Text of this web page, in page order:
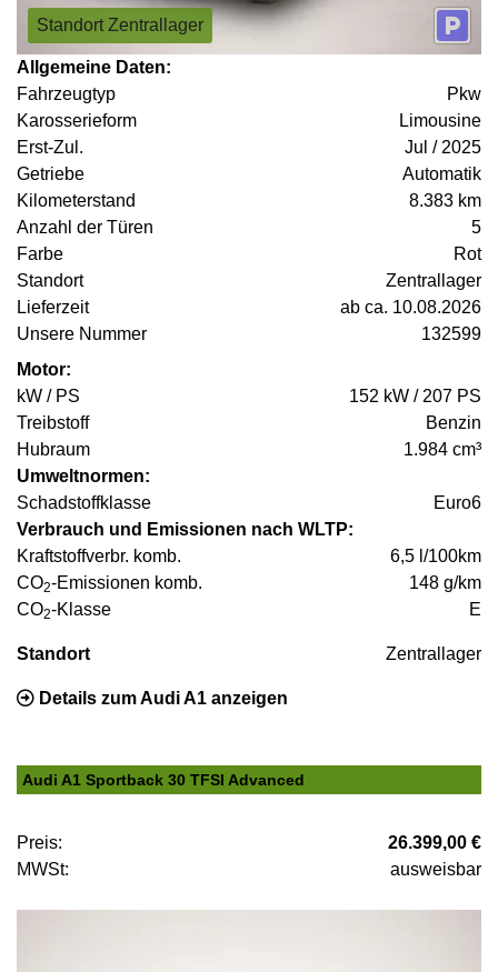
Standort Zentrallager
Allgemeine Daten:
Fahrzeugtyp
Pkw
Karosserieform
Limousine
Erst-Zul.
Jul / 2025
Getriebe
Automatik
Kilometerstand
8.383 km
Anzahl der Türen
5
Farbe
Rot
Standort
Zentrallager
Lieferzeit
ab ca. 10.08.2026
Unsere Nummer
132599
Motor:
kW / PS
152 kW / 207 PS
Treibstoff
Benzin
Hubraum
1.984 cm³
Umweltnormen:
Schadstoffklasse
Euro6
Verbrauch und Emissionen nach WLTP:
Kraftstoffverbr. komb.
6,5 l/100km
CO2-Emissionen komb.
148 g/km
CO2-Klasse E
Standort Zentrallager
Details zum Audi A1 anzeigen
Audi A1 Sportback 30 TFSI Advanced
Preis:
26.399,00 €
MWSt:
ausweisbar